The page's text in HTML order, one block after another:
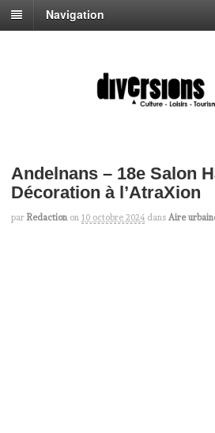
Navigation
Andelnans – 18e Salon
Décoration à l’AtraXion
par Redaction on 10 octobre 2024 dans Aire